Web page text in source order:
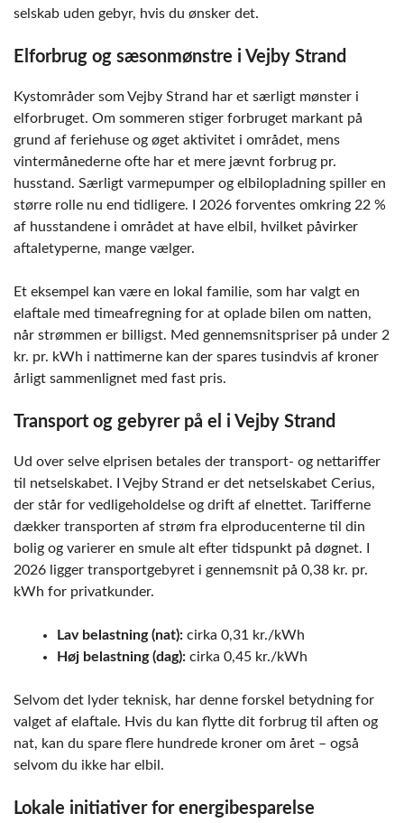
selskab uden gebyr, hvis du ønsker det.
Elforbrug og sæsonmønstre i Vejby Strand
Kystområder som Vejby Strand har et særligt mønster i
elforbruget. Om sommeren stiger forbruget markant på
grund af feriehuse og øget aktivitet i området, mens
vintermånederne ofte har et mere jævnt forbrug pr.
husstand. Særligt varmepumper og elbilopladning spiller en
større rolle nu end tidligere. I 2026 forventes omkring 22 %
af husstandene i området at have elbil, hvilket påvirker
aftaletyperne, mange vælger.
Et eksempel kan være en lokal familie, som har valgt en
elaftale med timeafregning for at oplade bilen om natten,
når strømmen er billigst. Med gennemsnitspriser på under 2
kr. pr. kWh i nattimerne kan der spares tusindvis af kroner
årligt sammenlignet med fast pris.
Transport og gebyrer på el i Vejby Strand
Ud over selve elprisen betales der transport- og nettariffer
til netselskabet. I Vejby Strand er det netselskabet Cerius,
der står for vedligeholdelse og drift af elnettet. Tarifferne
dækker transporten af strøm fra elproducenterne til din
bolig og varierer en smule alt efter tidspunkt på døgnet. I
2026 ligger transportgebyret i gennemsnit på 0,38 kr. pr.
kWh for privatkunder.
Lav belastning (nat): cirka 0,31 kr./kWh
Høj belastning (dag): cirka 0,45 kr./kWh
Selvom det lyder teknisk, har denne forskel betydning for
valget af elaftale. Hvis du kan flytte dit forbrug til aften og
nat, kan du spare flere hundrede kroner om året – også
selvom du ikke har elbil.
Lokale initiativer for energibesparelse